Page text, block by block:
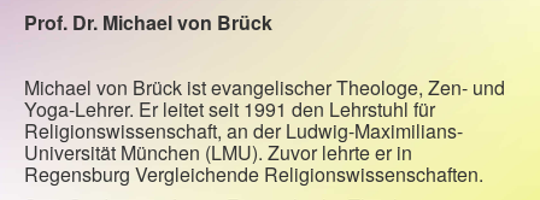
Startseite
Kontakt
Veranstaltungen
Archiv
Prof. Dr. Michael von Brück
Michael von Brück ist evangelischer Theologe, Zen- und
Yoga-Lehrer. Er leitet seit 1991 den Lehrstuhl für
Religionswissenschaft, an der Ludwig-Maximilians-
Universität München (LMU). Zuvor lehrte er in
Regensburg Vergleichende Religionswissenschaften.